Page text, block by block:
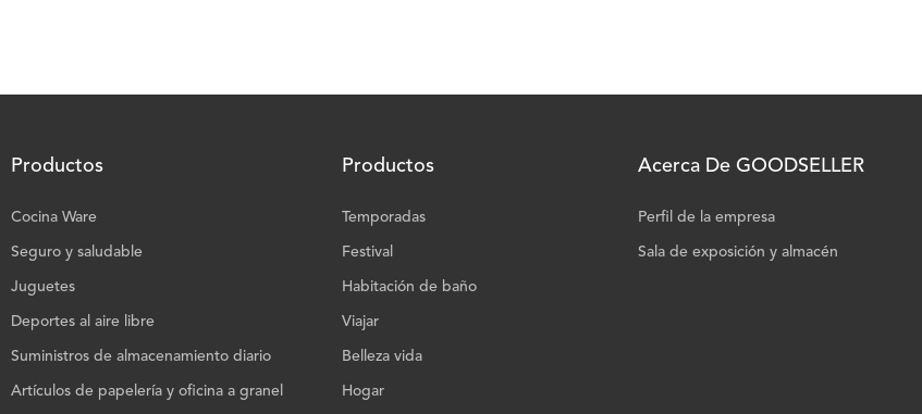
Productos
Cocina Ware
Seguro y saludable
Juguetes
Deportes al aire libre
Suministros de almacenamiento diario
Artículos de papelería y oficina a granel
Productos
Temporadas
Festival
Habitación de baño
Viajar
Belleza vida
Hogar
Acerca De GOODSELLER
Perfil de la empresa
Sala de exposición y almacén